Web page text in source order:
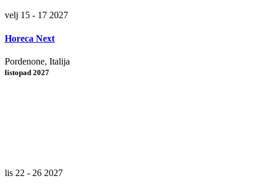
velj 15 - 17 2027
Horeca Next
Pordenone, Italija
listopad 2027
lis 22 - 26 2027